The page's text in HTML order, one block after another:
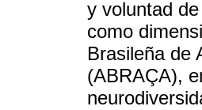
y voluntad
como
Brasileña de
(ABRAÇA),